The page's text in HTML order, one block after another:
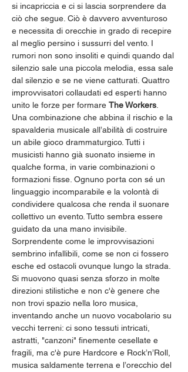
si incapriccia e ci si lascia sorprendere da
ciò che segue. Ciò è davvero avventuroso
e necessita di orecchie in grado di recepire
al meglio persino i sussurri del vento. I
rumori non sono insoliti e quindi quando dal
silenzio sale una piccola melodia, essa sale
dal silenzio e se ne viene catturati. Quattro
improvvisatori collaudati ed esperti hanno
unito le forze per formare The Workers
Una combinazione che abbina il rischio e la
spavalderia musicale all’abilità di costruire
un abile gioco drammaturgico. Tutti i
musicisti hanno già suonato insieme in
qualche forma, in varie combinazioni o
formazioni fisse. Ognuno porta con sé un
linguaggio incomparabile e la volontà di
condividere qualcosa che renda il suonare
collettivo un evento. Tutto sembra essere
guidato da una mano invisibile.
Sorprendente come le improvvisazioni
sembrino infallibili, come se non ci fossero
esche ed ostacoli ovunque lungo la strada.
Si muovono quasi senza sforzo in molte
direzioni stilistiche e non c'è genere che
non trovi spazio nella loro musica,
inventando anche un nuovo vocabolario su
vecchi terreni: ci sono tessuti intricati,
astratti, "canzoni" finemente cesellate e
fragili, ma c'è pure Hardcore e Rock’n’Roll,
musica saldamente terrena e l’orecchio del